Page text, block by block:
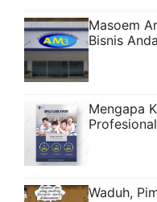
Masoem
Bisnis Anda
Mengapa
Waduh,